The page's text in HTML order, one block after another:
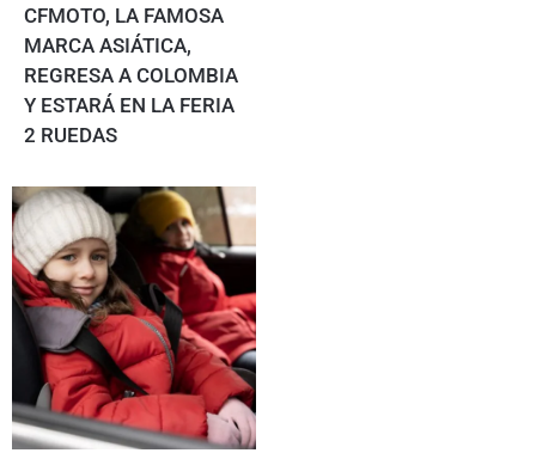
CFMOTO, LA FAMOSA
MARCA ASIÁTICA,
REGRESA A COLOMBIA
Y ESTARÁ EN LA FERIA
2 RUEDAS